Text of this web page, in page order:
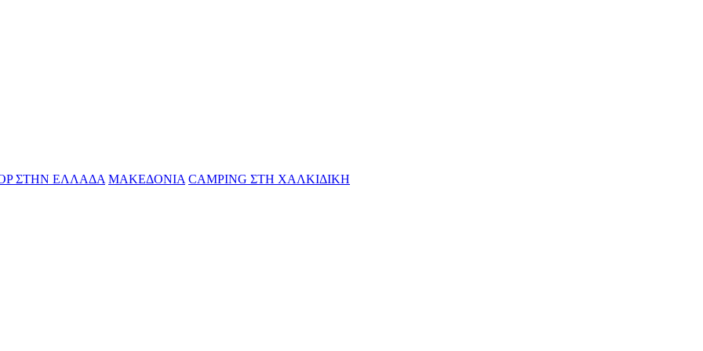
ΣΤΗN ΕΛΛΑΔΑ ΜΑΚΕΔΟΝΙΑ CAMPING ΣΤΗ ΧΑΛΚΙΔΙΚΗ